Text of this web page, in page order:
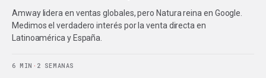
Amway lidera en ventas globales, pero Natura reina en Google.
Medimos el verdadero interés por la venta directa en
Latinoamérica y España.
6 MIN · 2 SEMANAS